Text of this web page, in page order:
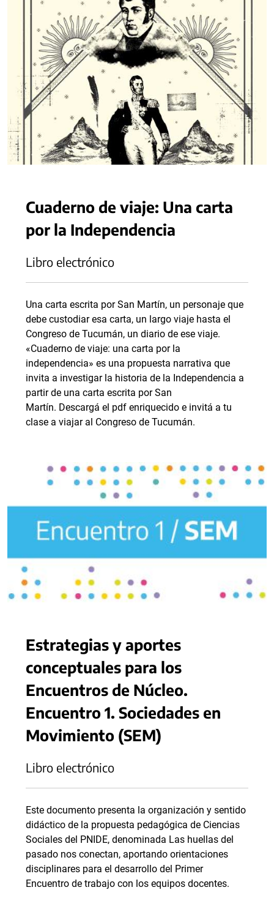
Cuaderno de viaje: Una carta
por la Independencia
Libro electrónico
Una carta escrita por San Martín, un personaje que
debe custodiar esa carta, un largo viaje hasta el
Congreso de Tucumán, un diario de ese viaje.
«Cuaderno de viaje: una carta por la
independencia» es una propuesta narrativa que
invita a investigar la historia de la Independencia a
partir de una carta escrita por San
Martín. Descargá el pdf enriquecido e invitá a tu
clase a viajar al Congreso de Tucumán.
Estrategias y aportes
conceptuales para los
Encuentros de Núcleo.
Encuentro 1. Sociedades en
Movimiento (SEM)
Libro electrónico
Este documento presenta la organización y sentido
didáctico de la propuesta pedagógica de Ciencias
Sociales del PNIDE, denominada Las huellas del
pasado nos conectan, aportando orientaciones
disciplinares para el desarrollo del Primer
Encuentro de trabajo con los equipos docentes.